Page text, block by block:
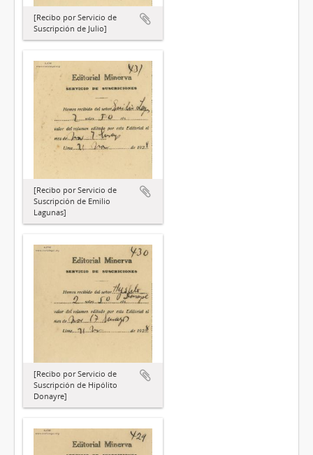
[Recibo por Servicio de
Suscripción de Julio]
[Recibo por Servicio de
Suscripción de Emilio
Lagunas]
[Recibo por Servicio de
Suscripción de Hipólito
Donayre]